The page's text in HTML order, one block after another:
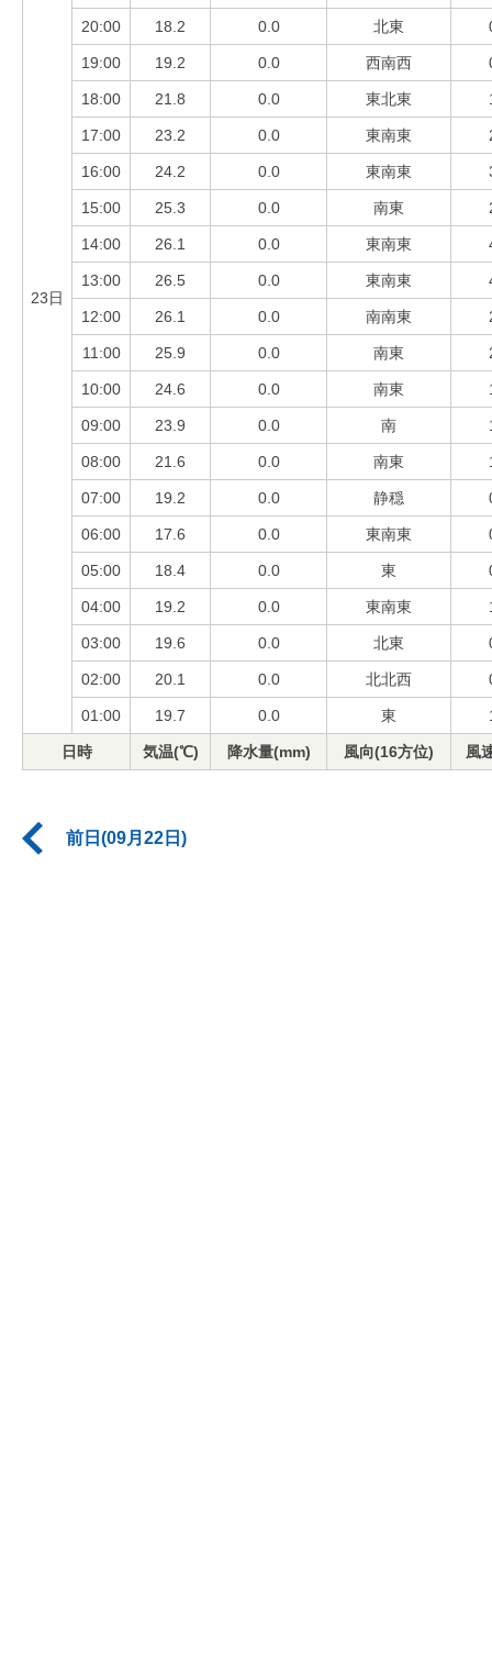
23日
20:00 18.2 0.0 北東
19:00 19.2 0.0 西南西
18:00 21.8 0.0 東北東
17:00 23.2 0.0 東南東
16:00 24.2 0.0 東南東
15:00 25.3 0.0 南東
14:00 26.1 0.0 東南東
13:00 26.5 0.0 東南東
12:00 26.1 0.0 南南東
11:00 25.9 0.0 南東
10:00 24.6 0.0 南東
09:00 23.9 0.0 南
08:00 21.6 0.0 南東
07:00 19.2 0.0 静穏
06:00 17.6 0.0 東南東
05:00 18.4 0.0 東
04:00 19.2 0.0 東南東
03:00 19.6 0.0 北東
02:00 20.1 0.0 北北西
01:00 19.7 0.0 東
日時 気温(℃) 降水量(mm) 風向(16方位) 風
前日(09月22日)